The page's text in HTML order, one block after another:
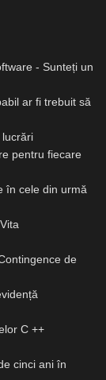
- Sunteți un
ar fi trebuit să
pentru fiecare
în cele din urmă
de
C ++
cinci ani în